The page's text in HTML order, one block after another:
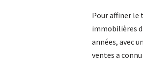
Pour affiner le
immobilières
années, avec
ventes a